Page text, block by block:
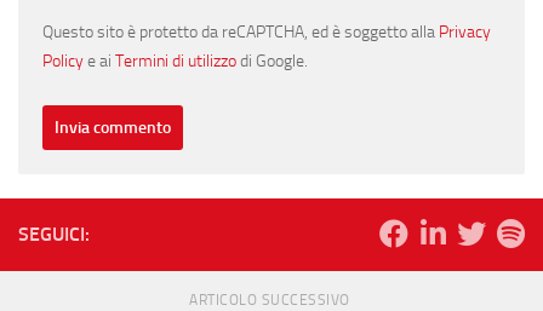
Questo sito è protetto da reCAPTCHA, ed è soggetto alla Privacy
Policye ai Termini di utilizzodi Google.
SEGUICI:
ARTICOLO SUCCESSIVO